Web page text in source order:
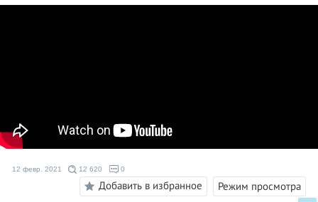
12 февр. 2021 12 620 0
Добавить в избранное Режим просмотра